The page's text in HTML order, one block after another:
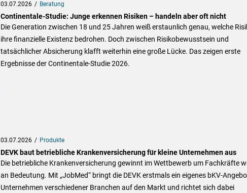
03.07.2026 Beratung
Continentale-Studie: Junge erkennen Risiken – handeln aber oft nicht
Die Generation zwischen 18 und 25 Jahren weiß erstaunlich genau, welche
ihre finanzielle Existenz bedrohen. Doch zwischen Risikobewusstsein und
tatsächlicher Absicherung klafft weiterhin eine große Lücke. Das zeigen erste
Ergebnisse der Continentale-Studie 2026.
03.07.2026 Produkte
DEVK baut betriebliche Krankenversicherung für kleine Unternehmen aus
Die betriebliche Krankenversicherung gewinnt im Wettbewerb um Fachkräfte
an Bedeutung. Mit „JobMed“ bringt die DEVK erstmals ein eigenes bKV-
Unternehmen verschiedener Branchen auf den Markt und richtet sich dabei